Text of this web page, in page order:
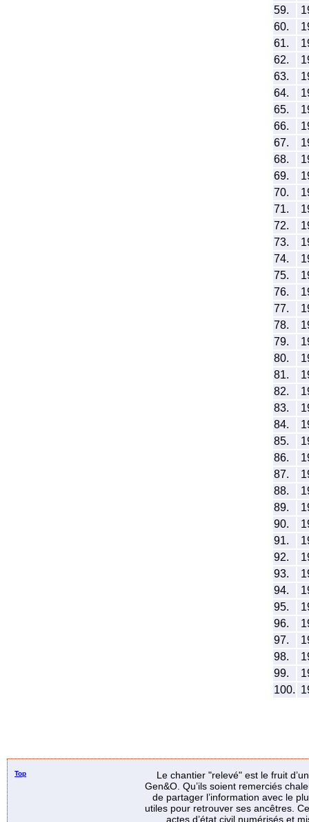
59.
60.
61.
62.
63.
64.
65.
66.
67.
68.
69.
70.
71.
72.
73.
74.
75.
76.
77.
78.
79.
80.
81.
82.
83.
84.
85.
86.
87.
88.
89.
90.
91.
92.
93.
94.
95.
96.
97.
98.
99.
100.
Top
Le chantier "relevé" est le fruit
Gen&O. Qu’ils soient remerciés
de partager l’information avec le
utiles pour retrouver ses ancêtres.
actes d’état civil numérisés et